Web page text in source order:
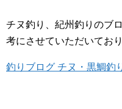
チヌ釣り、紀州釣りのブ
考にさせていただいており
釣りブログ チヌ・黒鯛釣